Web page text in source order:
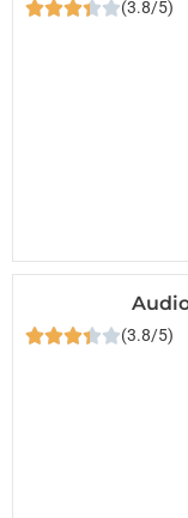
(3.8/5)
(3.8/5)